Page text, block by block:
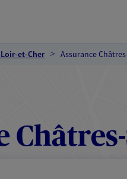
et-Cher Assurance